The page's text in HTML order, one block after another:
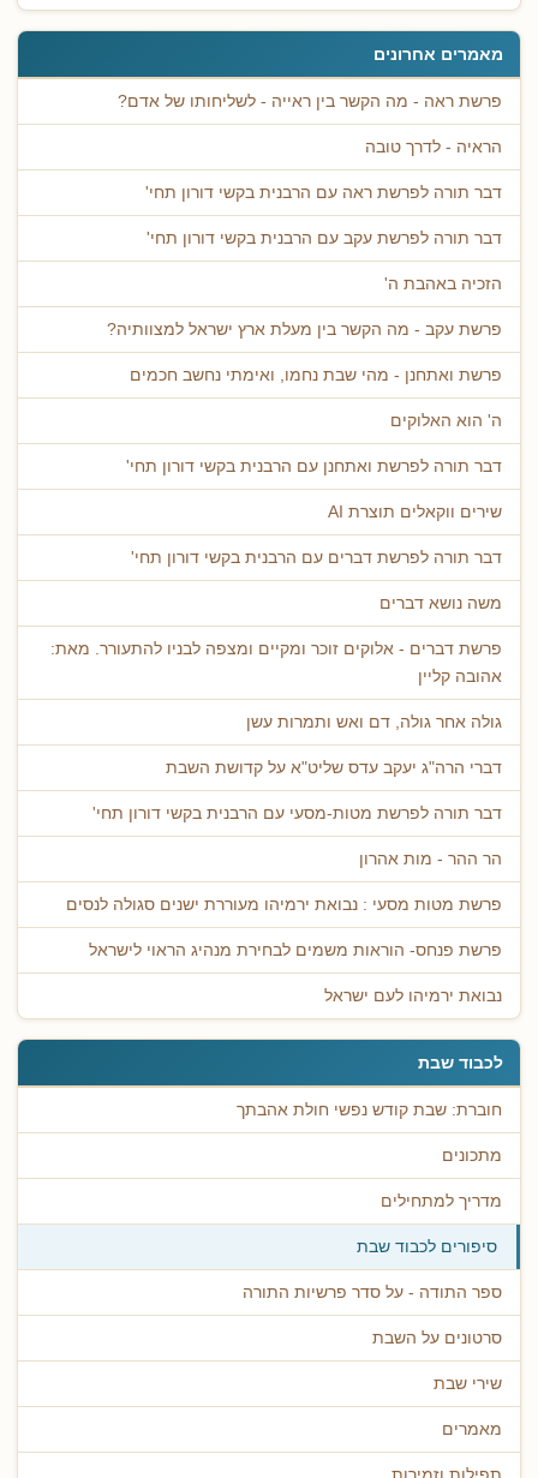
מאמרים אחרונים
פרשת ראה - מה הקשר בין ראייה - לשליחותו של אדם?
הראיה - לדרך טובה
דבר תורה לפרשת ראה עם הרבנית בקשי דורון תחי'
דבר תורה לפרשת עקב עם הרבנית בקשי דורון תחי'
הזכיה באהבת ה'
פרשת עקב - מה הקשר בין מעלת ארץ ישראל למצוותיה?
פרשת ואתחנן - מהי שבת נחמו, ואימתי נחשב חכמים
ה' הוא האלוקים
דבר תורה לפרשת ואתחנן עם הרבנית בקשי דורון תחי'
שירים ווקאלים תוצרת AI
דבר תורה לפרשת דברים עם הרבנית בקשי דורון תחי'
משה נושא דברים
פרשת דברים - אלוקים זוכר ומקיים ומצפה לבניו להתעורר. מאת:
אהובה קליין
גולה אחר גולה, דם ואש ותמרות עשן
דברי הרה"ג יעקב עדס שליט"א על קדושת השבת
דבר תורה לפרשת מטות-מסעי עם הרבנית בקשי דורון תחי'
הר ההר - מות אהרון
פרשת מטות מסעי : נבואת ירמיהו מעוררת ישנים סגולה לנסים
פרשת פנחס- הוראות משמים לבחירת מנהיג הראוי לישראל
נבואת ירמיהו לעם ישראל
לכבוד שבת
חוברת: שבת קודש נפשי חולת אהבתך
מתכונים
מדריך למתחילים
סיפורים לכבוד שבת
ספר התודה - על סדר פרשיות התורה
סרטונים על השבת
שירי שבת
מאמרים